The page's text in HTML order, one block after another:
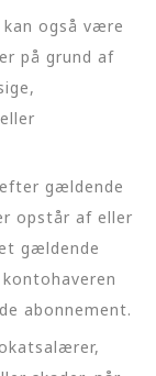
også være
på grund af
gældende
opstår af eller
gældende
abonnement.